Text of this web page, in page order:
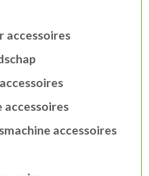
accessoires
accessoires
accessoires